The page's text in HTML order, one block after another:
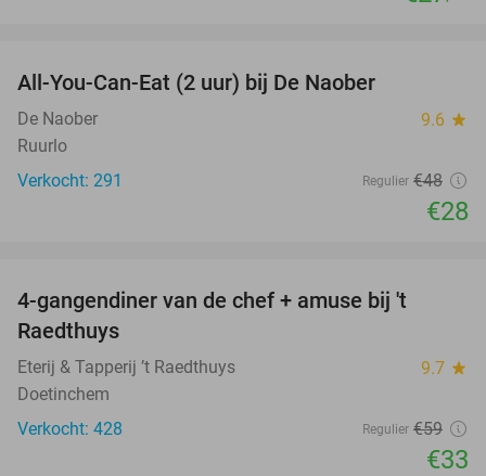
All-You-Can-Eat (2 uur) bij De Naober
De Naober 9.6 star
Ruurlo
Verkocht: 291
Regulier €48
€28
4-gangendiner van de chef + amuse bij 't
Raedthuys
Eterij & Tapperij ’t Raedthuys 9.7 star
Doetinchem
Verkocht: 428
Regulier €59
€33